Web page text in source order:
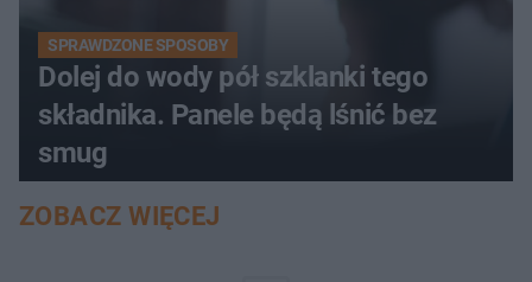
SPRAWDZONE SPOSOBY
Dolej do wody pół szklanki tego
składnika. Panele będą lśnić bez
smug
ZOBACZ WIĘCEJ